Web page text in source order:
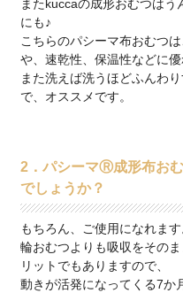
またkuccaの成形おむつは
にも♪
こちらのパシーマ布おむつ
や、速乾性、保温性などに優
また洗えば洗うほどふんわ
で、オススメです。
2．パシーマⓇ成形布お
でしょうか？
もちろん、ご使用になれます
輪おむつよりも吸収をその
リットでもありますので、
動きが活発になってくる7か